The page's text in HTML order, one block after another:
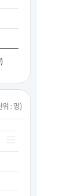
위 : 명)